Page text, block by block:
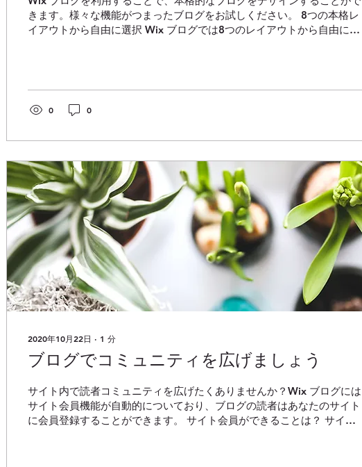
きます。様々な機能がつまったブログをお試しください。 8つの本格レ
イアウトから自由に選択 Wix ブログでは8つのレイアウトから自由に選
0 0
2020年10月22日 ∙ 1 分
ブログでコミュニティを広げましょう
サイト内で読者コミュニティを広げたくありませんか？Wix ブログには
サイト会員機能が自動的についており、ブログの読者はあなたのサイト
に会員登録することができます。 サイト会員ができることは？ サイト